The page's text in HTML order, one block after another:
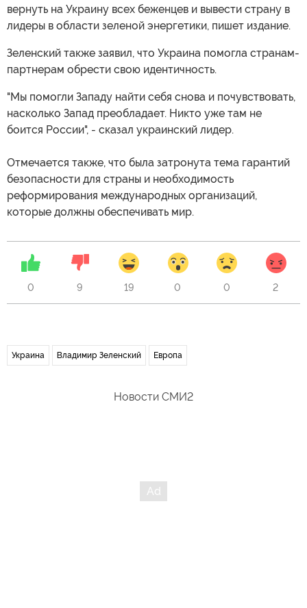
вернуть на Украину всех беженцев и вывести страну в
лидеры в области зеленой энергетики, пишет издание.
Зеленский также заявил, что Украина помогла странам-
партнерам обрести свою идентичность.
"Мы помогли Западу найти себя снова и почувствовать,
насколько Запад преобладает. Никто уже там не
боится России", - сказал украинский лидер.
Отмечается также, что была затронута тема гарантий
безопасности для страны и необходимость
реформирования международных организаций,
которые должны обеспечивать мир.
0 9 19 0 0 2
Украина Владимир Зеленский Европа
Новости СМИ2